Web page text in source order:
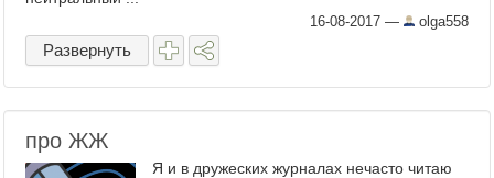
16-08-2017 — olga558
Развернуть
про ЖЖ
Я и в дружеских журналах нечасто читаю